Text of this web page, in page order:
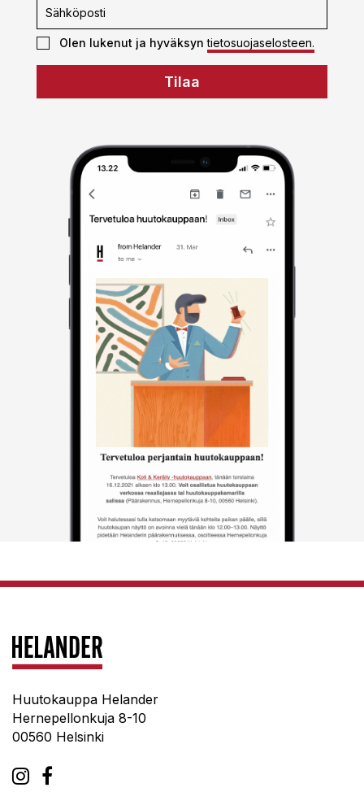
Olen lukenut ja hyväksyntietosuojaselosteen.
Tilaa
Huutokauppa Helander
Hernepellonkuja 8-10
00560 Helsinki